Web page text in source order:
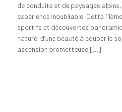
de conduite et de paysages
expérience inoubliable. Cette
sportifs et découvertes
naturel d’une beauté à couper le
ascension prometteuse […]